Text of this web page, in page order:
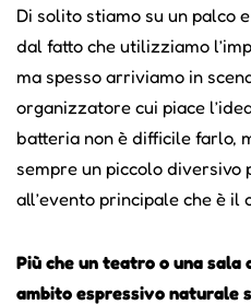
Di solito stiamo su un palco
dal fatto che utilizziamo
ma spesso arriviamo in
organizzatore cui piace
batteria non è difficile farlo,
sempre un piccolo
all’evento principale che è il
Più che un teatro o una
ambito espressivo naturale